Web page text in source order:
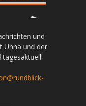
und
Unna und der
tagesaktuell!